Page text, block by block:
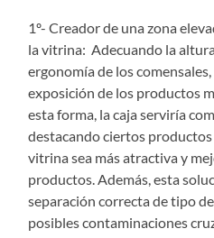
1º- Creador de una zona
la vitrina: Adecuando la
ergonomía de los
exposición de los productos
esta forma, la caja serviría
destacando ciertos
vitrina sea más atractiva y
productos. Además, esta
separación correcta de tipo
posibles contaminaciones